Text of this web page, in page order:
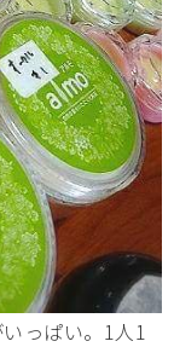
っぱい。1人1